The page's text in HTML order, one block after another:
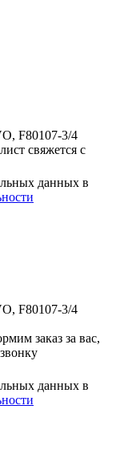
F80107-3/4
свяжется с
данных в
F80107-3/4
заказ за вас,
данных в